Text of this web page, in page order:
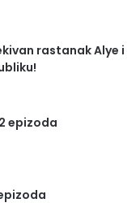
rastanak Alye i
epizoda